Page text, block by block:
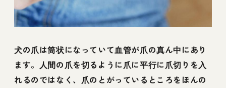
犬の爪は筒状になっていて血管が爪の真ん中にあり
ます。人間の爪を切るように爪に平行に爪切りを入
れるのではなく、爪のとがっているところをほんの